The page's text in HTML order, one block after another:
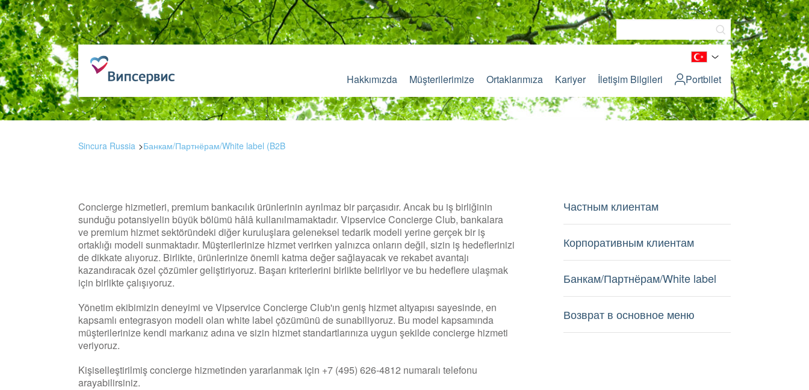
Hakkımızda Müşterilerimize Ortaklarımıza Kariyer İletişim Bilgileri Portbilet
Sincura Russia Банкам/Партнёрам/White label (B2B
Concierge hizmetleri, premium bankacılık ürünlerinin ayrılmaz bir parçasıdır. Ancak bu iş birliğinin
sunduğu potansiyelin büyük bölümü hâlâ kullanılmamaktadır. Vipservice Concierge Club, bankalara
ve premium hizmet sektöründeki diğer kuruluşlara geleneksel tedarik modeli yerine gerçek bir iş
ortaklığı modeli sunmaktadır. Müşterilerinize hizmet verirken yalnızca onların değil, sizin iş hedeflerinizi
de dikkate alıyoruz. Birlikte, ürünlerinize önemli katma değer sağlayacak ve rekabet avantajı
kazandıracak özel çözümler geliştiriyoruz. Başarı kriterlerini birlikte belirliyor ve bu hedeflere ulaşmak
için birlikte çalışıyoruz.
Yönetim ekibimizin deneyimi ve Vipservice Concierge Club'ın geniş hizmet altyapısı sayesinde, en
kapsamlı entegrasyon modeli olan white label çözümünü de sunabiliyoruz. Bu model kapsamında
müşterilerinize kendi markanız adına ve sizin hizmet standartlarınıza uygun şekilde concierge hizmeti
veriyoruz.
Kişiselleştirilmiş concierge hizmetinden yararlanmak için +7 (495) 626-4812 numaralı telefonu
arayabilirsiniz.
Частным клиентам
Корпоративным клиентам
Банкам/Партнёрам/White label
Возврат в основное меню